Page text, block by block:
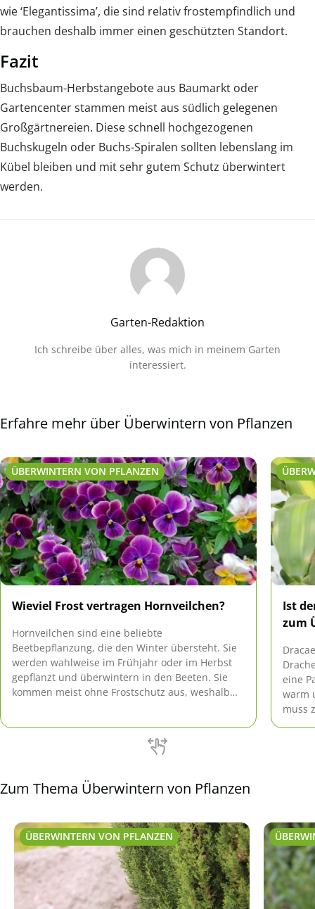
wie ‘Elegantissima’, die sind relativ frostempfindlich und
brauchen deshalb immer einen geschützten Standort.
Fazit
Buchsbaum-Herbstangebote aus Baumarkt oder
Gartencenter stammen meist aus südlich gelegenen
Großgärtnereien. Diese schnell hochgezogenen
Buchskugeln oder Buchs-Spiralen sollten lebenslang im
Kübel bleiben und mit sehr gutem Schutz überwintert
werden.
Garten-Redaktion
Ich schreibe über alles, was mich in meinem Garten
interessiert.
Erfahre mehr über Überwintern von Pflanzen
ÜBERWINTERN VON PFLANZEN
Wieviel Frost vertragen Hornveilchen?
Hornveilchen sind eine beliebte
Beetbepflanzung, die den Winter übersteht. Sie
werden wahlweise im Frühjahr oder im Herbst
gepflanzt und überwintern in den Beeten. Sie
kommen meist ohne Frostschutz aus, weshalb
Ist
zum
eine
warm
muss
Zum Thema Überwintern von Pflanzen
ÜBERWINTERN VON PFLANZEN